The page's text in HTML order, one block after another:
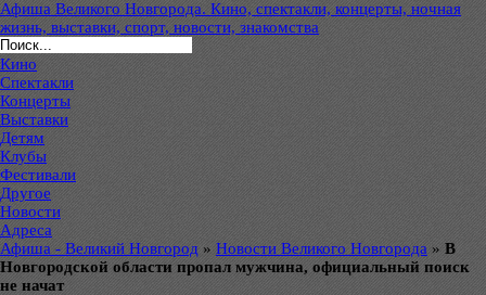
Афиша Великого Новгорода. Кино, спектакли, концерты, ночная
жизнь, выставки, спорт, новости, знакомства
Кино
Спектакли
Концерты
Выставки
Детям
Клубы
Фестивали
Другое
Новости
Адреса
Афиша - Великий Новгород » Новости Великого Новгорода » В
Новгородской области пропал мужчина, официальный поиск
не начат